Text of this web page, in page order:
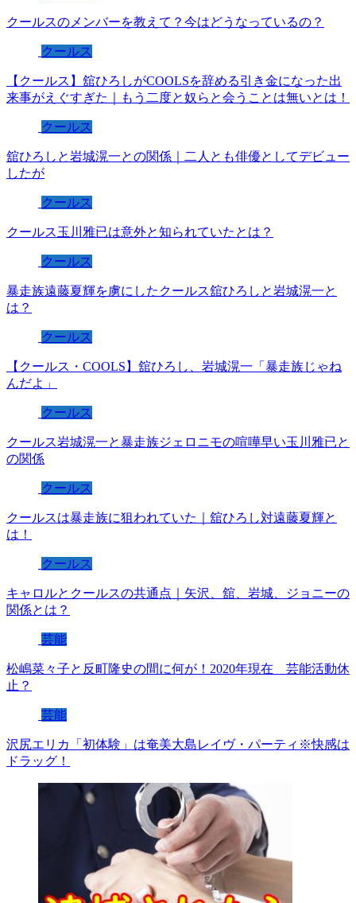
クールスのメンバーを教えて？今はどうなっているの？
クールス
【クールス】舘ひろしがCOOLSを辞める引き金になった出
来事がえぐすぎた｜もう二度と奴らと会うことは無いとは！
クールス
舘ひろしと岩城滉一との関係｜二人とも俳優としてデビュー
したが
クールス
クールス玉川雅已は意外と知られていたとは？
クールス
暴走族遠藤夏輝を虜にしたクールス舘ひろしと岩城滉一と
は？
クールス
【クールス・COOLS】舘ひろし、岩城滉一「暴走族じゃね
んだよ」
クールス
クールス岩城滉一と暴走族ジェロニモの喧嘩早い玉川雅已と
の関係
クールス
クールスは暴走族に狙われていた｜舘ひろし対遠藤夏輝と
は！
クールス
キャロルとクールスの共通点｜矢沢、舘、岩城、ジョニーの
関係とは？
芸能
松嶋菜々子と反町隆史の間に何が！2020年現在 芸能活動休
止？
芸能
沢尻エリカ「初体験」は奄美大島レイヴ・パーティ※快感は
ドラッグ！